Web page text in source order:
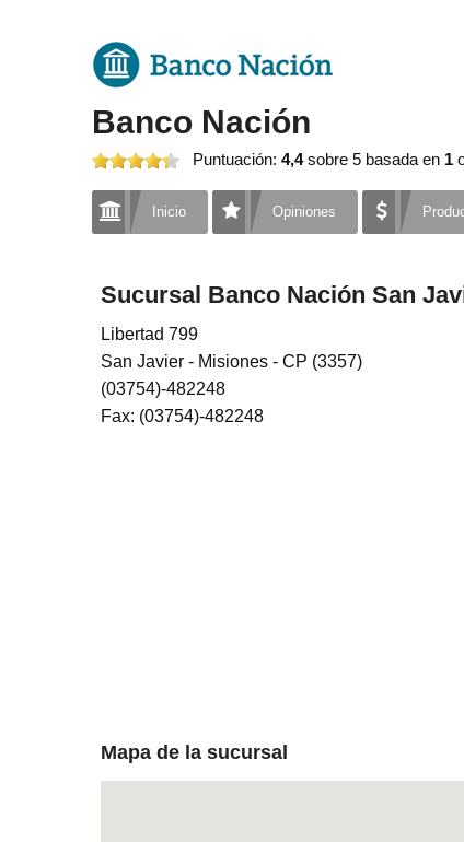
Banco Nación
Puntuación: 4,4sobre 5 basada en 1
Inicio Opiniones
Sucursal Banco Nación San
Libertad 799
San Javier - Misiones - CP (3357)
(03754)-482248
Fax: (03754)-482248
Mapa de la sucursal